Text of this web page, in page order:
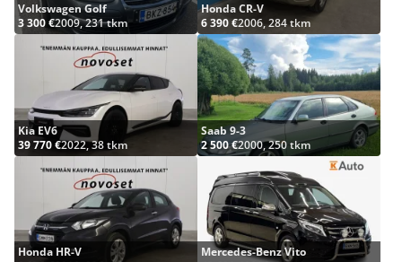
Volkswagen Golf
3 300 €2009, 231 tkm
Honda CR-V
6 390 €2006, 284 tkm
Kia EV6
39 770 €2022, 38 tkm
Saab 9-3
2 500 €2000, 250 tkm
Honda HR-V
Mercedes-Benz Vito